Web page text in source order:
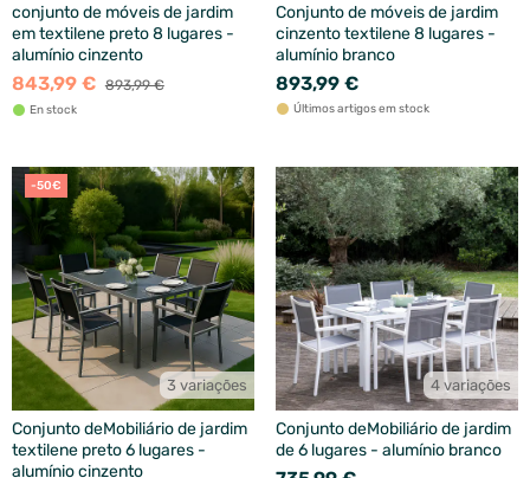
conjunto de móveis de jardim
em textilene preto 8 lugares -
alumínio cinzento
843,99 € 893,99 €
En stock
Conjunto de móveis de jardim
cinzento textilene 8 lugares -
alumínio branco
893,99 €
Últimos artigos em stock
-50€
3 variações
Conjunto deMobiliário de jardim
textilene preto 6 lugares -
alumínio cinzento
4 variações
Conjunto deMobiliário de jardim
de 6 lugares - alumínio branco